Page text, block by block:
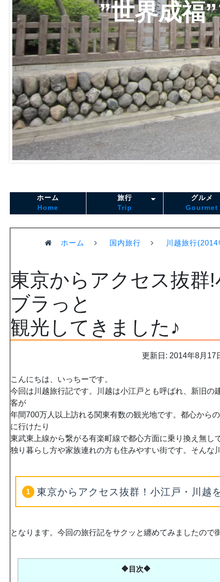
”世界成福
ホーム
Home
旅行
Trip
グルメ
Gourmet
ホーム 国内旅行 川越旅行
東京からアクセス抜群
ブラっと
観光してきました♪
更新日: 2014年8月17
こんにちは、いっちーです。
今回は川越旅行記です。川越は小江戸とも呼ばれ、新旧の
客が
年間700万人以上訪れる関東有数の観光地です。都心から
に行けたり
東武東上線から繋がる有楽町線で都心方面に乗り換え無し
独り暮らし方や家族連れの方も住みやすい街です。そんな
東京からアクセス抜群！小江戸・川越
となります。今回の旅行記をサクッと纏めてみましたので
🔶目次🔶